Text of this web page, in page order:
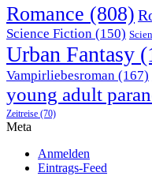
Romance (808)
Science Fiction (150)
Urban Fantasy
Vampirliebesroman (167)
young adult
Zeitreise (70)
Meta
Anmelden
Eintrags-Feed